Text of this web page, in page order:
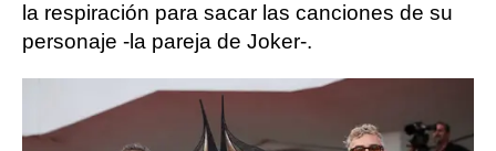
la respiración para sacar las canciones de su
personaje -la pareja de Joker-.